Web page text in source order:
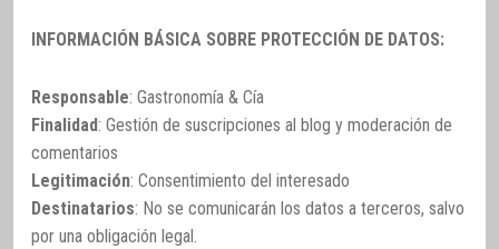
INFORMACIÓN BÁSICA SOBRE PROTECCIÓN DE DATOS:
Responsable: Gastronomía & Cía
Finalidad: Gestión de suscripciones al blog y moderación de
comentarios
Legitimación: Consentimiento del interesado
Destinatarios: No se comunicarán los datos a terceros, salvo
por una obligación legal.